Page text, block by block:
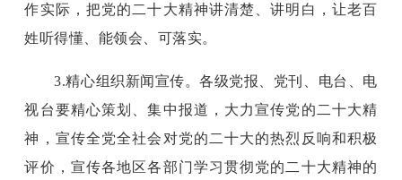
作实际，把党的二十大精神讲清楚、讲明白，让老百
姓听得懂、能领会、可落实。
3.精心组织新闻宣传。各级党报、党刊、电台、电
视台要精心策划、集中报道，大力宣传党的二十大精
神，宣传全党全社会对党的二十大的热烈反响和积极
评价，宣传各地区各部门学习贯彻党的二十大精神的